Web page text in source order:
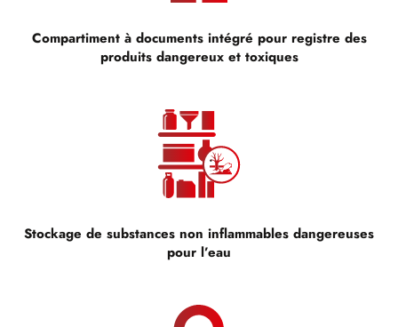
Compartiment à documents intégré pour registre des
produits dangereux et toxiques
Stockage de substances non inflammables dangereuses
pour l’eau